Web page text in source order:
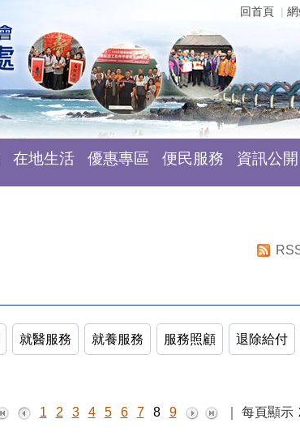
回首頁
在地生活 優惠專區 便民服務 資訊公開
就醫服務 就養服務 服務照顧 退除給付
1 2 3 4 5 6 7 8 9 每頁顯示